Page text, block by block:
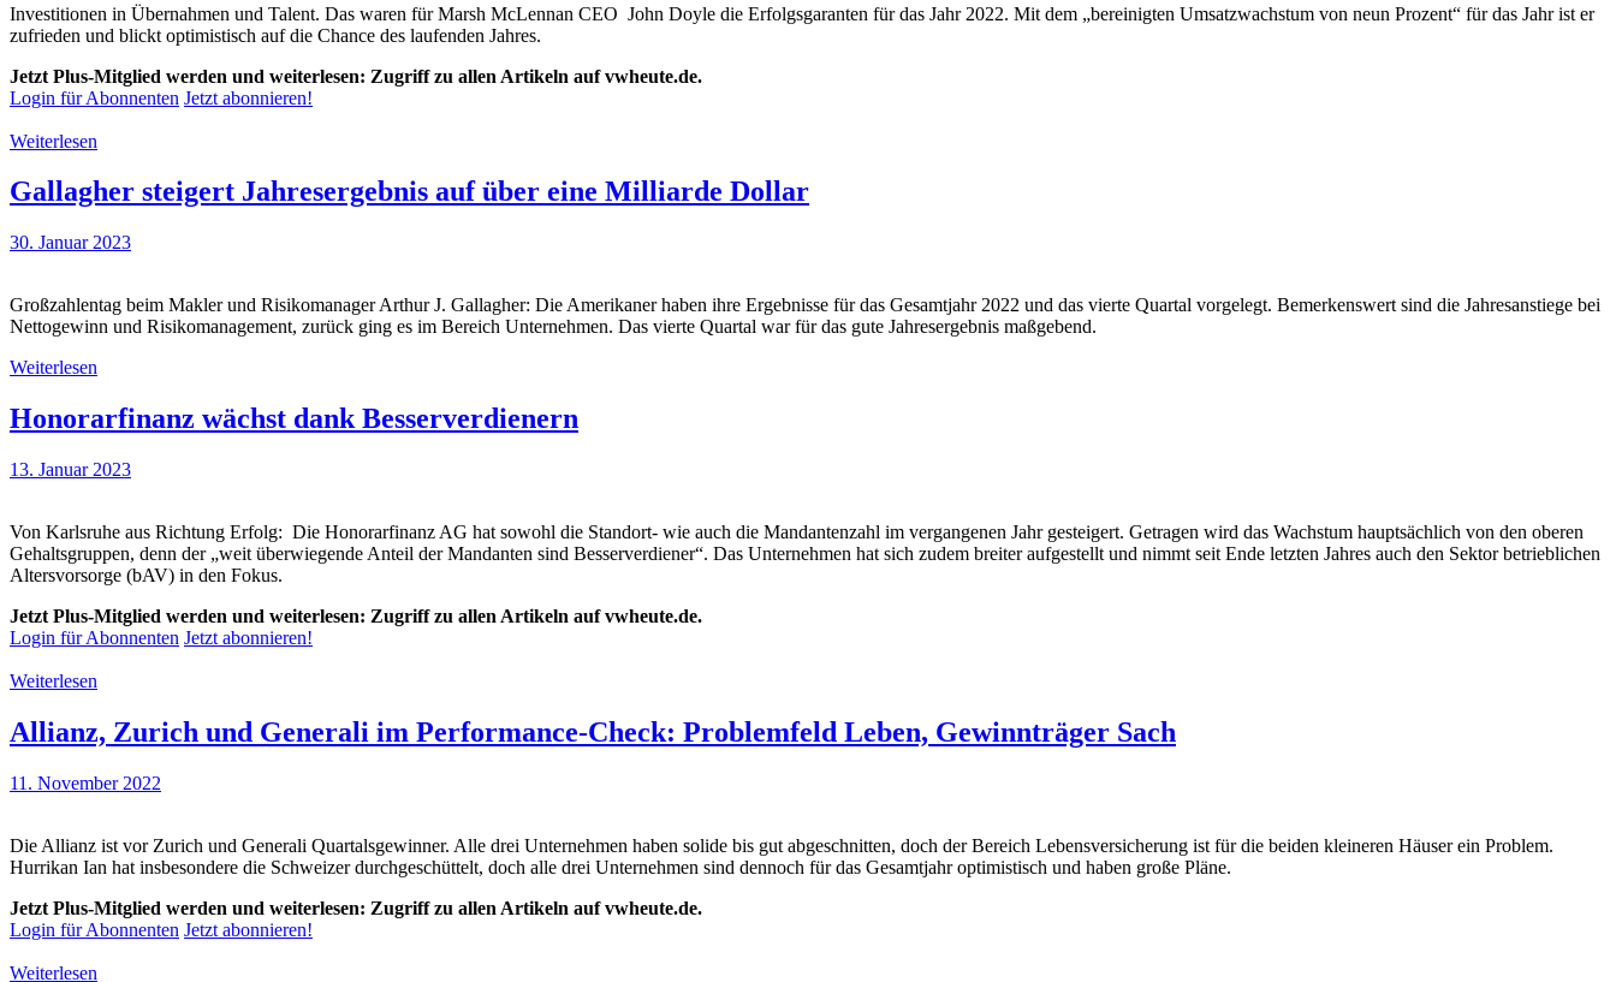
Investitionen in Übernahmen und Talent. Das waren für Marsh McLennan CEO John Doyle die Erfolgsgaranten für das Jahr 2022. Mit dem „bereinigten Umsatzwachstum von neun Prozent“ für das Jahr ist er
zufrieden und blickt optimistisch auf die Chance des laufenden Jahres.
Jetzt Plus-Mitglied werden und weiterlesen: Zugriff zu allen Artikeln auf vwheute.de.
Login für Abonnenten Jetzt abonnieren!
Weiterlesen
Gallagher steigert Jahresergebnis auf über eine Milliarde Dollar
30. Januar 2023
Großzahlentag beim Makler und Risikomanager Arthur J. Gallagher: Die Amerikaner haben ihre Ergebnisse für das Gesamtjahr 2022 und das vierte Quartal vorgelegt. Bemerkenswert sind die Jahresanstiege bei
Nettogewinn und Risikomanagement, zurück ging es im Bereich Unternehmen. Das vierte Quartal war für das gute Jahresergebnis maßgebend.
Weiterlesen
Honorarfinanz wächst dank Besserverdienern
13. Januar 2023
Von Karlsruhe aus Richtung Erfolg: Die Honorarfinanz AG hat sowohl die Standort- wie auch die Mandantenzahl im vergangenen Jahr gesteigert. Getragen wird das Wachstum hauptsächlich von den oberen
Gehaltsgruppen, denn der „weit überwiegende Anteil der Mandanten sind Besserverdiener“. Das Unternehmen hat sich zudem breiter aufgestellt und nimmt seit Ende letzten Jahres auch den Sektor betrieblichen
Altersvorsorge (bAV) in den Fokus.
Jetzt Plus-Mitglied werden und weiterlesen: Zugriff zu allen Artikeln auf vwheute.de.
Login für Abonnenten Jetzt abonnieren!
Weiterlesen
Allianz, Zurich und Generali im Performance-Check: Problemfeld Leben, Gewinnträger Sach
11. November 2022
Die Allianz ist vor Zurich und Generali Quartalsgewinner. Alle drei Unternehmen haben solide bis gut abgeschnitten, doch der Bereich Lebensversicherung ist für die beiden kleineren Häuser ein Problem.
Hurrikan Ian hat insbesondere die Schweizer durchgeschüttelt, doch alle drei Unternehmen sind dennoch für das Gesamtjahr optimistisch und haben große Pläne.
Jetzt Plus-Mitglied werden und weiterlesen: Zugriff zu allen Artikeln auf vwheute.de.
Login für Abonnenten Jetzt abonnieren!
Weiterlesen